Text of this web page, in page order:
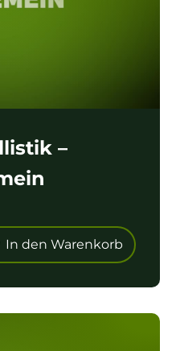
–
In den Warenkorb